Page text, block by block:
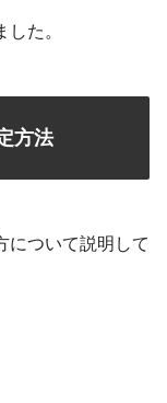
た。
方法
について説明して